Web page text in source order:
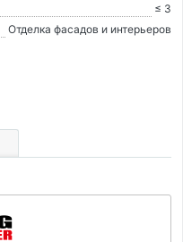
≤ 3
Отделка фасадов и интерьеров